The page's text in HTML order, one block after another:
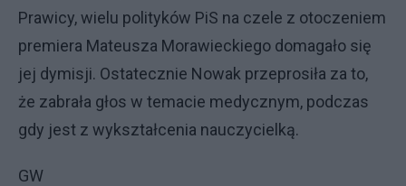
Prawicy, wielu polityków PiS na czele z otoczeniem
premiera Mateusza Morawieckiego domagało się
jej dymisji. Ostatecznie Nowak przeprosiła za to,
że zabrała głos w temacie medycznym, podczas
gdy jest z wykształcenia nauczycielką.
GW